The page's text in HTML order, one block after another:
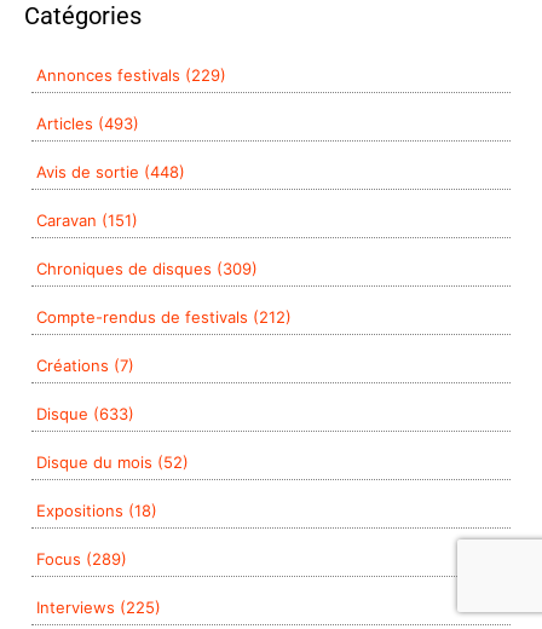
Catégories
Annonces festivals (229)
Articles (493)
Avis de sortie (448)
Caravan (151)
Chroniques de disques (309)
Compte-rendus de festivals (212)
Créations (7)
Disque (633)
Disque du mois (52)
Expositions (18)
Focus (289)
Interviews (225)